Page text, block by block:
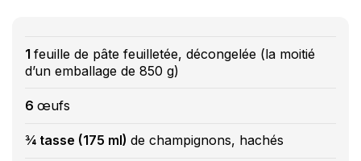
1 feuille de pâte feuilletée, décongelée (la moitié
d’un emballage de 850 g)
6 œufs
¾ tasse (175 ml) de champignons, hachés